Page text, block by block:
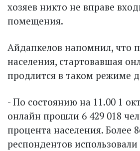
хозяев никто не вправе
помещения.
Айдапкелов напомнил, что
населения, стартовавшая
продлится в таком режиме
- По состоянию на 11.00 1
онлайн прошли 6 429 018
процента населения. Более
респондентов